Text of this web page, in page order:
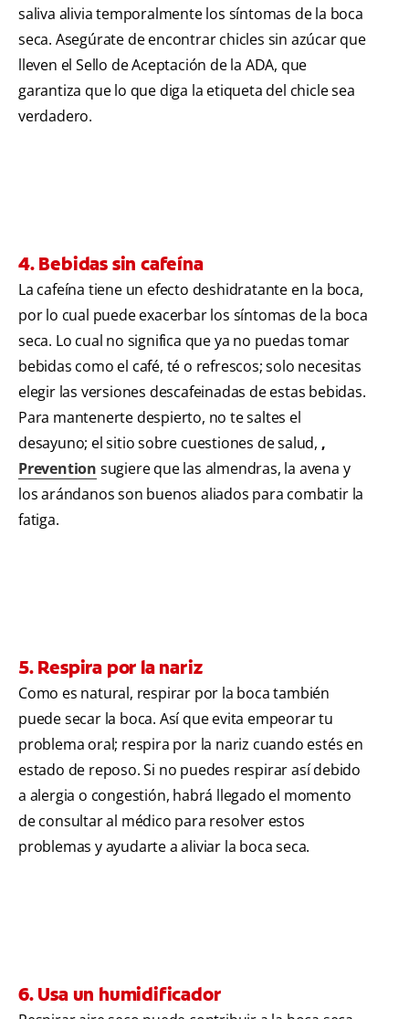
saliva alivia temporalmente los síntomas de la boca
seca. Asegúrate de encontrar chicles sin azúcar que
lleven el Sello de Aceptación de la ADA, que
garantiza que lo que diga la etiqueta del chicle sea
verdadero.
4. Bebidas sin cafeína
La cafeína tiene un efecto deshidratante en la boca,
por lo cual puede exacerbar los síntomas de la boca
seca. Lo cual no significa que ya no puedas tomar
bebidas como el café, té o refrescos; solo necesitas
elegir las versiones descafeinadas de estas bebidas.
Para mantenerte despierto, no te saltes el
desayuno; el sitio sobre cuestiones de salud, ,
Prevention sugiere que las almendras, la avena y
los arándanos son buenos aliados para combatir la
fatiga.
5. Respira por la nariz
Como es natural, respirar por la boca también
puede secar la boca. Así que evita empeorar tu
problema oral; respira por la nariz cuando estés en
estado de reposo. Si no puedes respirar así debido
a alergia o congestión, habrá llegado el momento
de consultar al médico para resolver estos
problemas y ayudarte a aliviar la boca seca.
6. Usa un humidificador